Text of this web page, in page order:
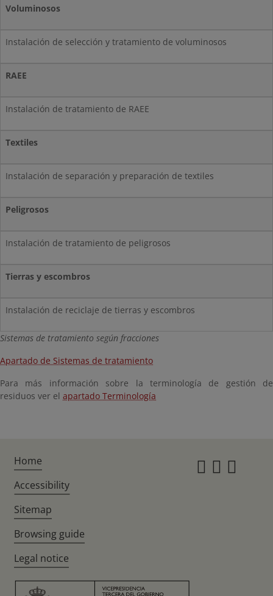
Voluminosos
Instalación de selección y tratamiento de voluminosos
RAEE
Instalación de tratamiento de RAEE
Textiles
Instalación de separación y preparación de textiles
Peligrosos
Instalación de tratamiento de peligrosos
Tierras y escombros
Instalación de reciclaje de tierras y escombros
Sistemas de tratamiento según fracciones
Apartado de Sistemas de tratamiento
Para más información sobre la terminología de gestión de
residuos ver el apartado Terminología
Home
Accessibility
Sitemap
Browsing guide
Legal notice